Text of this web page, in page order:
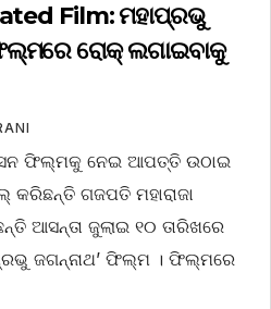
Film: ମହାପ୍ରଭୁ
ରୋକ୍‌ ଲଗାଇବାକୁ
ଫିଲ୍ମକୁ ନେଇ ଆପତ୍ତି ଉଠାଇ
ଗଜପତି ମହାରାଜା
ଆସନ୍ତା ଜୁଲାଇ ୧୦ ତାରିଖରେ
ଜଗନ୍ନାଥ’ ଫିଲ୍ମ । ଫିଲ୍ମରେ